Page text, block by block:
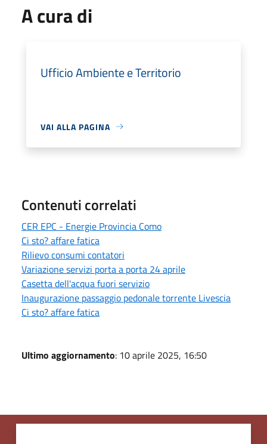
A cura di
Ufficio Ambiente e Territorio
VAI ALLA PAGINA
Contenuti correlati
CER EPC - Energie Provincia Como
Ci sto? affare fatica
Rilievo consumi contatori
Variazione servizi porta a porta 24 aprile
Casetta dell'acqua fuori servizio
Inaugurazione passaggio pedonale torrente Livescia
Ci sto? affare fatica
Ultimo aggiornamento: 10 aprile 2025, 16:50